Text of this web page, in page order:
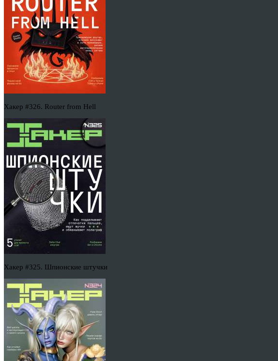
Хакер #326. Router from Hell
Хакер #325. Шпионские штучки